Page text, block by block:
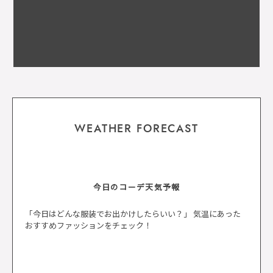
WEATHER FORECAST
今日のコーデ天気予報
「今日はどんな服装でお出かけしたらいい？」 気温にあった
おすすめファッションをチェック！